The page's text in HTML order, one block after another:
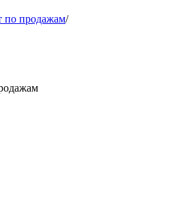
по продажам/